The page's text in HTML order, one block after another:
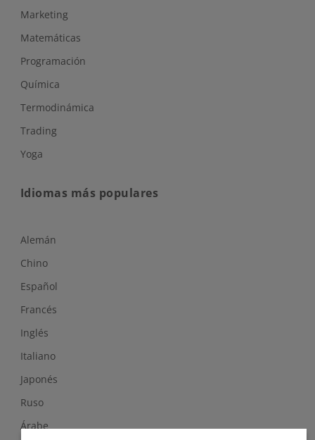
Marketing
Matemáticas
Programación
Química
Termodinámica
Trading
Yoga
Idiomas más populares
Alemán
Chino
Español
Francés
Inglés
Italiano
Japonés
Ruso
Árabe